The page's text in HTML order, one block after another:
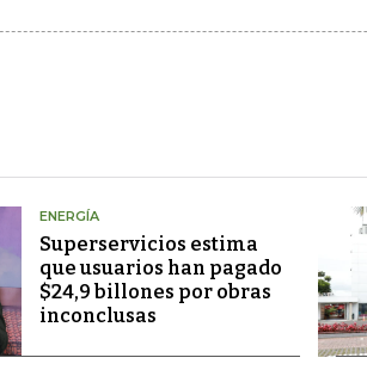
ENERGÍA
Superservicios estima
que usuarios han pagado
$24,9 billones por obras
inconclusas